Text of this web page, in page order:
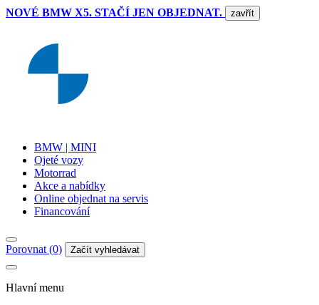
NOVÉ BMW X5. STAČÍ JEN OBJEDNAT. zavřít
BMW | MINI
Ojeté vozy
Motorrad
Akce a nabídky
Online objednat na servis
Financování
Porovnat (0) Začít vyhledávat
Hlavní menu